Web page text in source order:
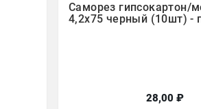
Саморез гипсокартон/
4,2х75 черный (10шт) -
28,00 ₽